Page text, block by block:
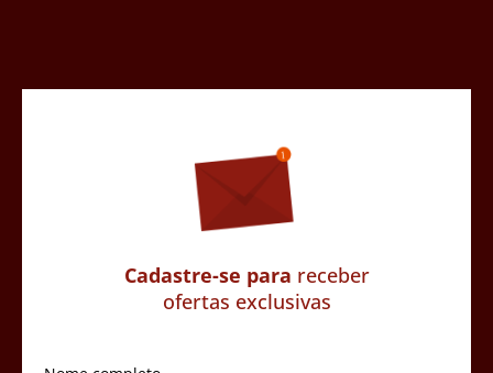
Cadastre-se para receber
ofertas exclusivas